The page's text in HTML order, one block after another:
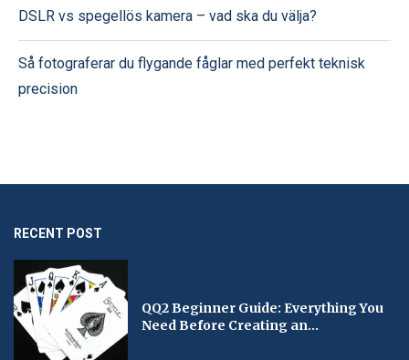
DSLR vs spegellös kamera – vad ska du välja?
Så fotograferar du flygande fåglar med perfekt teknisk
precision
RECENT POST
QQ2 Beginner Guide: Everything You
Need Before Creating an...